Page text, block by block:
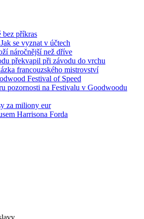
bez příkras
se vyznat v účtech
náročnější než dříve
překvapil při závodu do vrchu
francouzského mistrovství
Festival of Speed
pozornosti na Festivalu v Goodwoodu
za miliony eur
Harrisona Forda